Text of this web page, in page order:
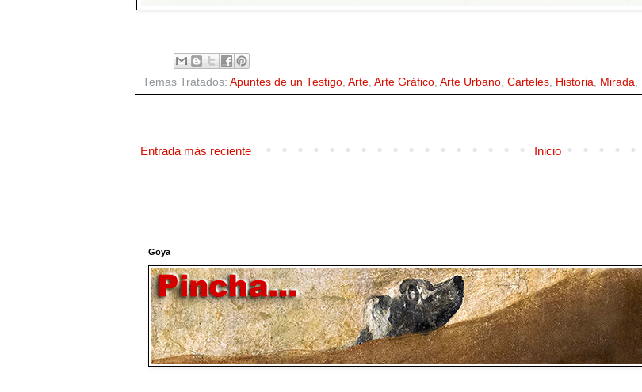
Temas Tratados: Apuntes de un Testigo, Arte, Arte Gráfico, Arte Urbano, Carteles, Historia, Mirada,
Entrada más reciente Inicio
Goya